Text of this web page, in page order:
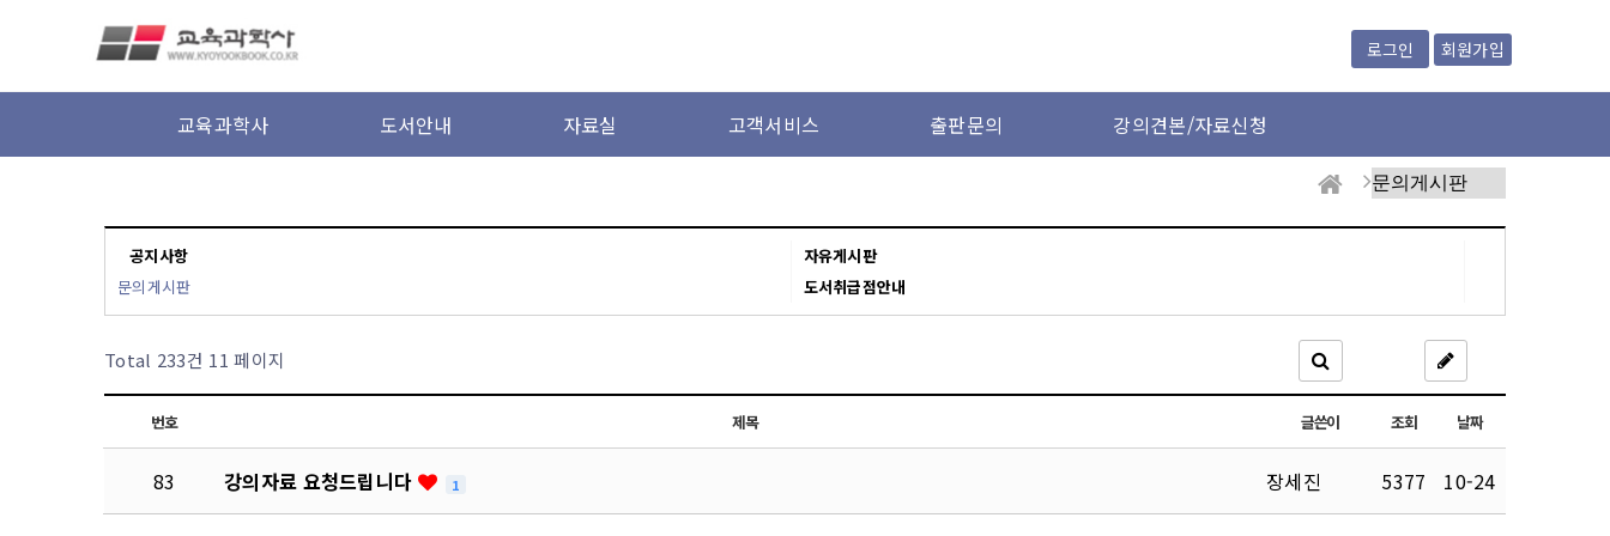
로그인 회원가입
교육과학사 도서안내 자료실 고객서비스 출판문의 강의견본/자료신청
공지사항
자유게시판
문의게시판
도서취급점안내
Total 233건 11 페이지
번호 제목 글쓴이 조회 날짜
83 강의자료 요청드립니다 1 장세진 5377 10-24